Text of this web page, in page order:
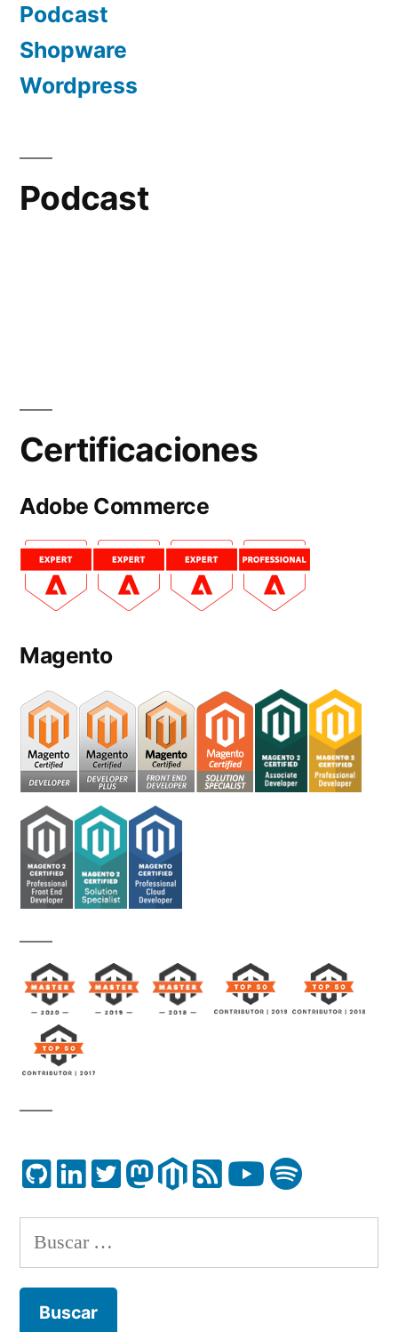
Podcast
Shopware
Wordpress
Podcast
Certificaciones
Adobe Commerce
Magento
Buscar: